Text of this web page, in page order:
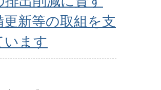
更新等の取組を支
います